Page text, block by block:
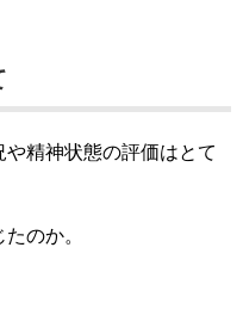
精神状態の評価はとて
のか。